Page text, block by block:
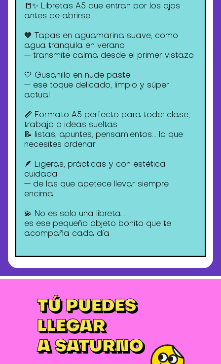
📒✨ Libretas A5 que entran por los ojos
antes de abrirse
💙 Tapas en aguamarina suave, como
agua tranquila en verano
— transmite calma desde el primer vistazo
🤍 Gusanillo en nude pastel
— ese toque delicado, limpio y súper
actual
📏 Formato A5 perfecto para todo: clase,
trabajo o ideas sueltas
📝 listas, apuntes, pensamientos… lo que
necesites ordenar
🪶 Ligeras, prácticas y con estética
cuidada
— de las que apetece llevar siempre
encima
💫 No es solo una libreta…
es ese pequeño objeto bonito que te
acompaña cada día